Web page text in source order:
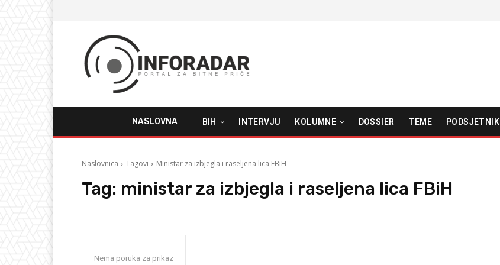
NASLOVNA BIH INTERVJU KOLUMNE DOSSIER TEME PODSJETNIK
Naslovnica Tagovi Ministar za izbjegla i raseljena lica FBiH
Tag: ministar za izbjegla i raseljena lica FBiH
Nema poruka za prikaz